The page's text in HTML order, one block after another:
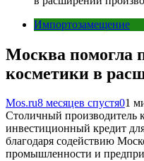
Импортозамещение
Москва помогла
косметики в
Mos.ru8 месяцев спустя01
Столичный производитель
инвестиционный кредит
благодаря содействию
промышленности и